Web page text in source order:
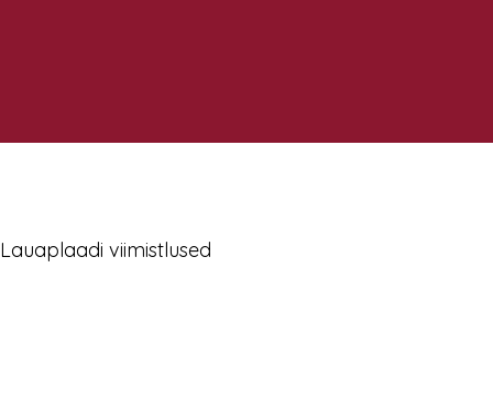
Lauaplaadi viimistlused